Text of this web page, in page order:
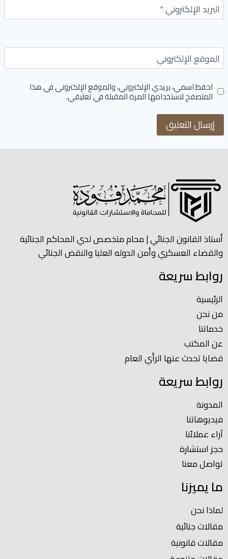
البريد الإلكتروني*
الموقع الإلكتروني
احفظ اسمي، بريدي الإلكتروني، والموقع الإلكتروني في هذا
المتصفح لاستخدامها المرة المقبلة في تعليقي.
أستاذ القانون الجنائي | محام متخصص لدي المحاكم الجنائية
والقضاء العسكري وأمن الدوله العليا والنقض الجنائي
روابط سريعة
الرئيسية
من نحن
خدماتنا
عن المكتب
قضايا تحدث عنها الرأي العام
روابط سريعة
المدونة
فيديوهاتنا
آراء عملائنا
حجز استشارة
تواصل معنا
ما يميزنا
لماذا نحن
مقالات جنائية
مقالات قانونية